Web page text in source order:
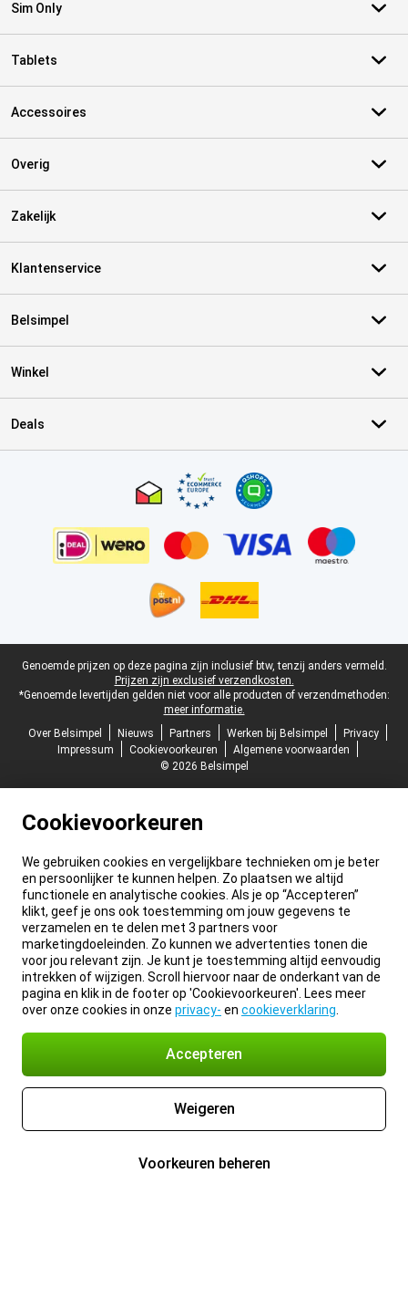
Sim Only
Tablets
Accessoires
Overig
Zakelijk
Klantenservice
Belsimpel
Winkel
Deals
Juridische voettekst
Genoemde prijzen op deze pagina zijn inclusief btw, tenzij anders vermeld.
Prijzen zijn exclusief verzendkosten.
*Genoemde levertijden gelden niet voor alle producten of verzendmethoden:
meer informatie.
Over Belsimpel
Nieuws Partners Werken bij Belsimpel
Privacy
Impressum
Cookievoorkeuren
Algemene voorwaarden
© 2026 Belsimpel
Cookievoorkeuren
We gebruiken cookies en vergelijkbare technieken om je beter
en persoonlijker te kunnen helpen. Zo plaatsen we altijd
functionele en analytische cookies. Als je op “Accepteren”
klikt, geef je ons ook toestemming om jouw gegevens te
verzamelen en te delen met 3 partners voor
marketingdoeleinden. Zo kunnen we advertenties tonen die
voor jou relevant zijn. Je kunt je toestemming altijd eenvoudig
intrekken of wijzigen. Scroll hiervoor naar de onderkant van de
pagina en klik in de footer op 'Cookievoorkeuren'. Lees meer
over onze cookies in onze privacy- en cookieverklaring
Accepteren
Weigeren
Voorkeuren beheren